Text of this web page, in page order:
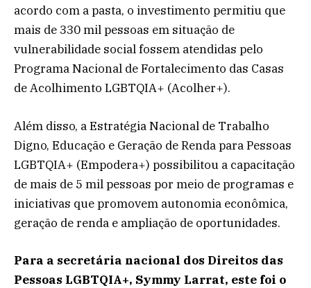
acordo com a pasta, o investimento permitiu que
mais de 330 mil pessoas em situação de
vulnerabilidade social fossem atendidas pelo
Programa Nacional de Fortalecimento das Casas
de Acolhimento LGBTQIA+ (Acolher+).
Além disso, a Estratégia Nacional de Trabalho
Digno, Educação e Geração de Renda para Pessoas
LGBTQIA+ (Empodera+) possibilitou a capacitação
de mais de 5 mil pessoas por meio de programas e
iniciativas que promovem autonomia econômica,
geração de renda e ampliação de oportunidades.
Para a secretária nacional dos Direitos das
Pessoas LGBTQIA+, Symmy Larrat, este foi o